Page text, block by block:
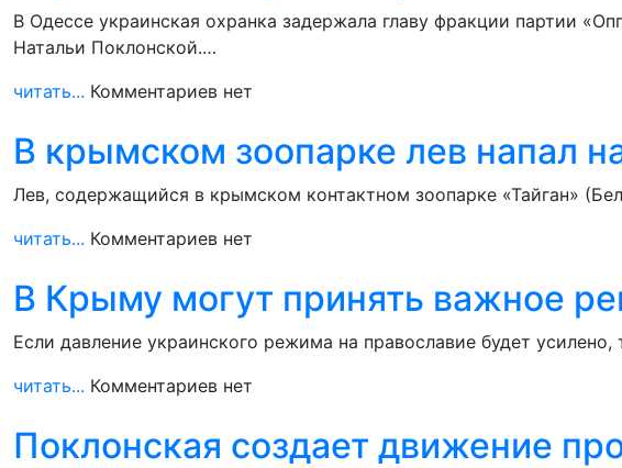
В Одессе украинская охранка задержала главу фракции партии
Натальи Поклонской.…
читать... Комментариев нет
В крымском зоопарке лев напал
Лев, содержащийся в крымском контактном зоопарке «Тайган»
читать... Комментариев нет
В Крыму могут принять важное
Если давление украинского режима на православие будет
читать... Комментариев нет
Поклонская создает движение